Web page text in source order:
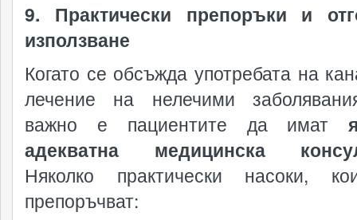
9. Практически препоръки и
използване
Когато се обсъжда употребата на
лечение на нелечими
важно е пациентите да имат
адекватна медицинска
Няколко практически насоки,
препоръчват: